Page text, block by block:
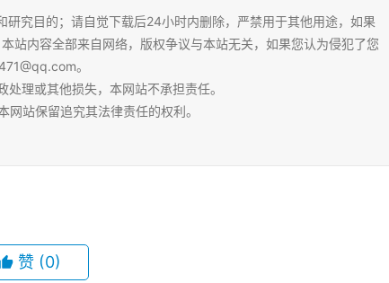
究目的；请自觉下载后24小时内删除，严禁用于其他用途，如果
站内容全部来自网络，版权争议与本站无关，如果您认为侵犯了您
。
理或其他损失，本网站不承担责任。
站保留追究其法律责任的权利。
赞 (0)